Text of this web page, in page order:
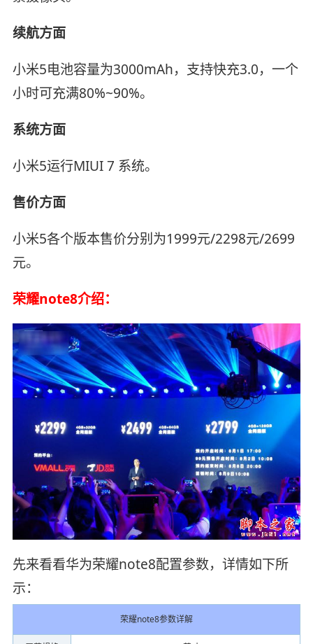
续航方面
小米5电池容量为3000mAh，支持快充3.0，一个
小时可充满80%~90%。
系统方面
小米5运行MIUI 7 系统。
售价方面
小米5各个版本售价分别为1999元/2298元/2699
元。
荣耀note8介绍：
先来看看华为荣耀note8配置参数，详情如下所
示：
荣耀note8参数详解